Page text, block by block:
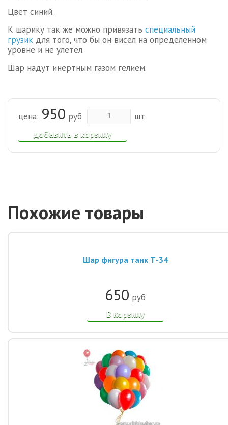
Цвет синий.
К шарику так же можно привязать специальный
грузик для того, что бы он висел на определенном
уровне и не улетел.
Шар надут инертным газом гелием.
добавить в корзину
цена: 950 руб шт
Похожие товары
Шар фигура танк Т-34
650 руб
В корзину